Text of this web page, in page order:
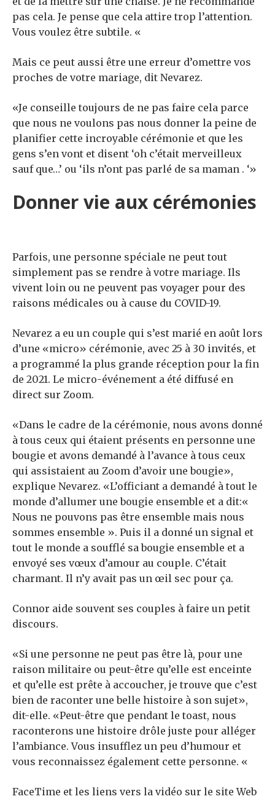
pas cela. Je pense que cela attire trop l’attention.
Vous voulez être subtile. «
Mais ce peut aussi être une erreur d’omettre vos
proches de votre mariage, dit Nevarez.
«Je conseille toujours de ne pas faire cela parce
que nous ne voulons pas nous donner la peine de
planifier cette incroyable cérémonie et que les
gens s’en vont et disent ‘oh c’était merveilleux
sauf que…’ ou ‘ils n’ont pas parlé de sa maman . ‘»
Donner vie aux cérémonies
Parfois, une personne spéciale ne peut tout
simplement pas se rendre à votre mariage. Ils
vivent loin ou ne peuvent pas voyager pour des
raisons médicales ou à cause du COVID-19.
Nevarez a eu un couple qui s’est marié en août lors
d’une «micro» cérémonie, avec 25 à 30 invités, et
a programmé la plus grande réception pour la fin
de 2021. Le micro-événement a été diffusé en
direct sur Zoom.
«Dans le cadre de la cérémonie, nous avons donné
à tous ceux qui étaient présents en personne une
bougie et avons demandé à l’avance à tous ceux
qui assistaient au Zoom d’avoir une bougie»,
explique Nevarez. «L’officiant a demandé à tout le
monde d’allumer une bougie ensemble et a dit:«
Nous ne pouvons pas être ensemble mais nous
sommes ensemble ». Puis il a donné un signal et
tout le monde a soufflé sa bougie ensemble et a
envoyé ses vœux d’amour au couple. C’était
charmant. Il n’y avait pas un œil sec pour ça.
Connor aide souvent ses couples à faire un petit
discours.
«Si une personne ne peut pas être là, pour une
raison militaire ou peut-être qu’elle est enceinte
et qu’elle est prête à accoucher, je trouve que c’est
bien de raconter une belle histoire à son sujet»,
dit-elle. «Peut-être que pendant le toast, nous
raconterons une histoire drôle juste pour alléger
l’ambiance. Vous insufflez un peu d’humour et
vous reconnaissez également cette personne. «
FaceTime et les liens vers la vidéo sur le site Web